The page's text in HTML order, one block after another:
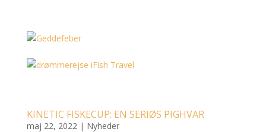
KINETIC FISKECUP: EN SERIØS PIGHVAR
maj 22, 2022| Nyheder